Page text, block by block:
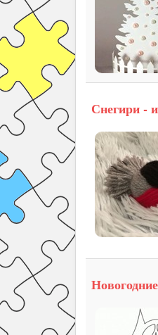
Снегири -